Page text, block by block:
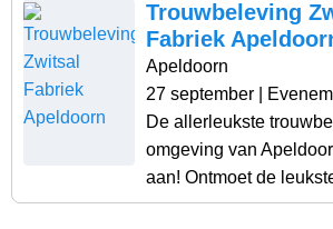
Trouwbeleving
Fabriek
Apeldoorn
27 september |
De allerleukste
omgeving van
aan! Ontmoet de